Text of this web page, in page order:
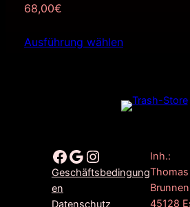
68,00€
Ausführung wählen
Facebook Google Instagram
Geschäftsbedingung
en
Datenschutz
Inh.:
45128